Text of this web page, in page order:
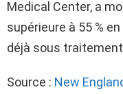
Medical Center, a
supérieure à 55 %
déjà sous
Source : New